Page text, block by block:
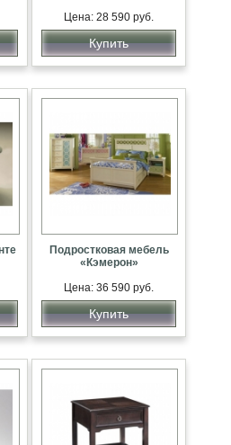
Цена: 28 590 руб.
Купить
Подростковая мебель
«Кэмерон»
Цена: 36 590 руб.
Купить